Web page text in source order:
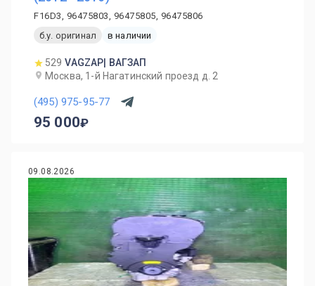
F16D3, 96475803, 96475805, 96475806
б.у. оригинал
в наличии
529 VAGZAP| ВАГЗАП
Москва, 1-й Нагатинский проезд д. 2
(495) 975-95-77
95 000
09.08.2026